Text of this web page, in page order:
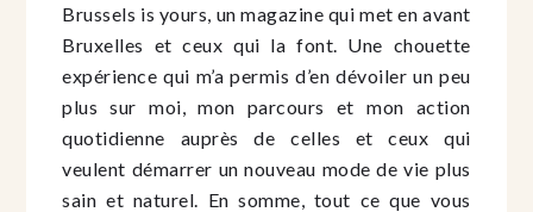
Brussels is yours, un magazine qui met en avant
Bruxelles et ceux qui la font. Une chouette
expérience qui m’a permis d’en dévoiler un peu
plus sur moi, mon parcours et mon action
quotidienne auprès de celles et ceux qui
veulent démarrer un nouveau mode de vie plus
sain et naturel. En somme, tout ce que vous